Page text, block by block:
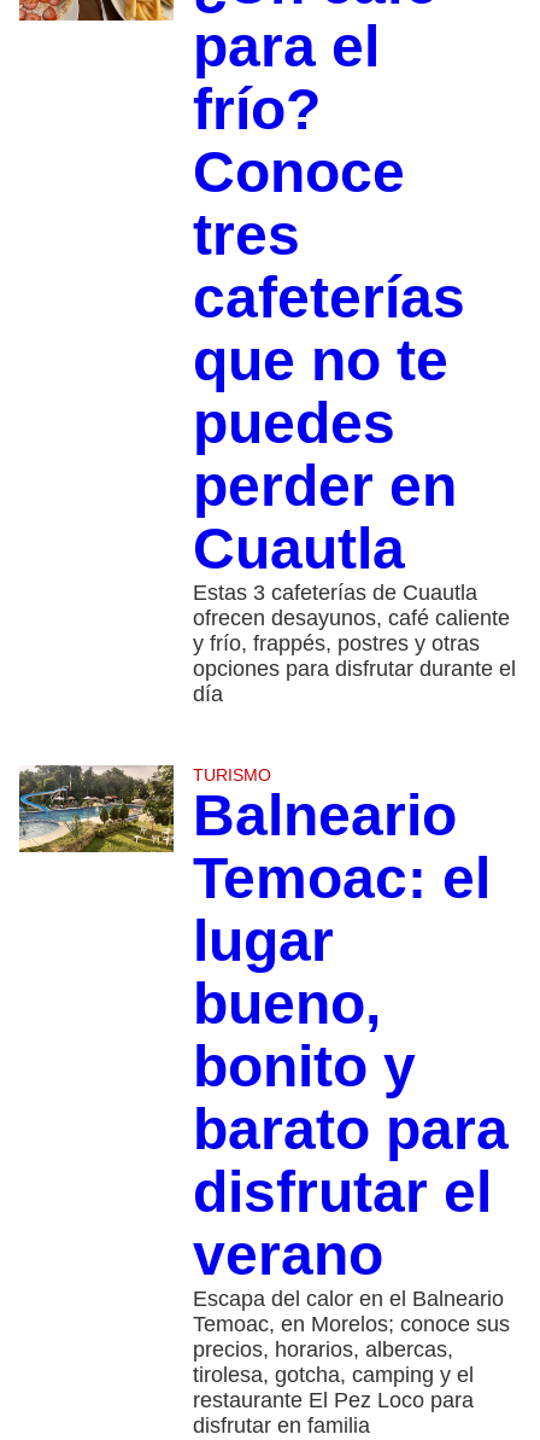
para el
frío?
Conoce
tres
cafeterías
que no te
puedes
perder en
Cuautla
Estas 3 cafeterías de Cuautla
ofrecen desayunos, café caliente
y frío, frappés, postres y otras
opciones para disfrutar durante el
día
TURISMO
Balneario
Temoac: el
lugar
bueno,
bonito y
barato para
disfrutar el
verano
Escapa del calor en el Balneario
Temoac, en Morelos; conoce sus
precios, horarios, albercas,
tirolesa, gotcha, camping y el
restaurante El Pez Loco para
disfrutar en familia